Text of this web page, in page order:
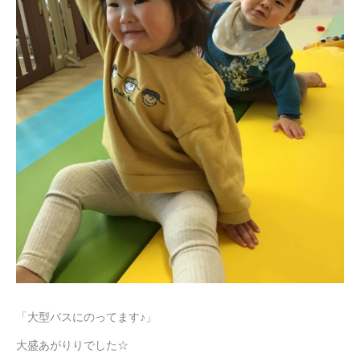
「大型バスにのってます♪」
大盛あがりりでした☆